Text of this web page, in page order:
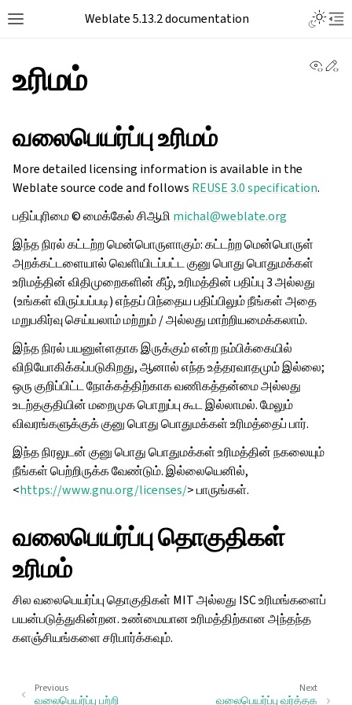
Toggle site navigation sidebar
Weblate 5.13.2 documentation
உரிமம்
வலைபெயர்ப்பு உரிமம்
More detailed licensing information is available in the
Weblate source code and follows REUSE 3.0 specification.
பதிப்புரிமை © மைக்கேல் சிஆமி michal@weblate.org
இந்த நிரல் கட்டற்ற மென்பொருளாகும்: கட்டற்ற மென்பொருள்
அறக்கட்டளையால் வெளியிடப்பட்ட குனு பொது பொதுமக்கள்
உரிமத்தின் விதிமுறைகளின் கீழ், உரிமத்தின் பதிப்பு 3 அல்லது
(உங்கள் விருப்பப்படி) எந்தப் பிந்தைய பதிப்பிலும் நீங்கள் அதை
மறுபகிர்வு செய்யலாம் மற்றும் / அல்லது மாற்றியமைக்கலாம்.
இந்த நிரல் பயனுள்ளதாக இருக்கும் என்ற நம்பிக்கையில்
விநியோகிக்கப்படுகிறது, ஆனால் எந்த உத்தரவாதமும் இல்லை;
ஒரு குறிப்பிட்ட நோக்கத்திற்காக வணிகத்தன்மை அல்லது
உடற்தகுதியின் மறைமுக பொறுப்பு கூட இல்லாமல். மேலும்
விவரங்களுக்குக் குனு பொது பொதுமக்கள் உரிமத்தைப் பார்.
இந்த நிரலுடன் குனு பொது பொதுமக்கள் உரிமத்தின் நகலையும்
நீங்கள் பெற்றிருக்க வேண்டும். இல்லையெனில்,
<https://www.gnu.org/licenses/> பாருங்கள்.
வலைபெயர்ப்பு தொகுதிகள்
உரிமம்
சில வலைபெயர்ப்பு தொகுதிகள் MIT அல்லது ISC உரிமங்களைப்
பயன்படுத்துகின்றன. உண்மையான உரிமத்திற்கான அந்தந்த
களஞ்சியங்களை சரிபார்க்கவும்.
Next
வலைபெயர்ப்பு வர்த்தக
Previous
வலைபெயர்ப்பு பற்றி